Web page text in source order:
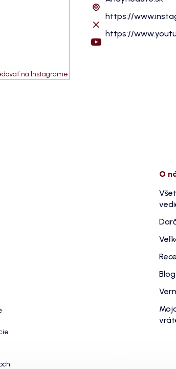
na Instagrame
https://
https://
O
Blog